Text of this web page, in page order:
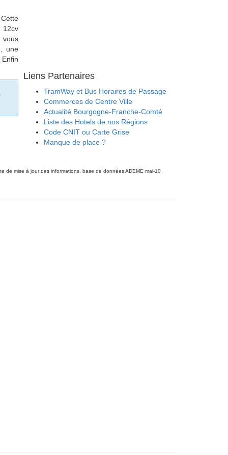
Liens Partenaires
TramWay et Bus Horaires de Passage
Commerces de Centre Ville
Actualité Bourgogne-Franche-Comté
Liste des Hotels de nos Régions
Code CNIT ou Carte Grise
Manque de place ?
12cv
vous
une
de mise à jour des informations, base de données ADEME mai-10